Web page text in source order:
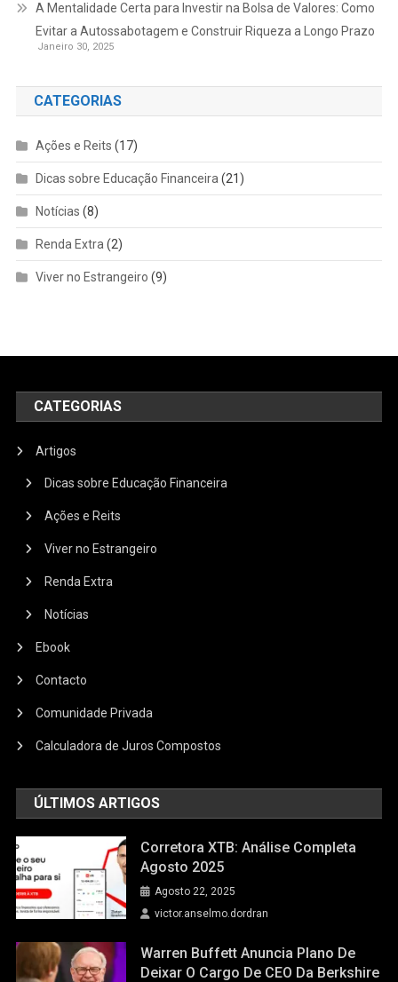
A Mentalidade Certa para Investir na Bolsa de Valores: Como
Evitar a Autossabotagem e Construir Riqueza a Longo Prazo
Janeiro 30, 2025
CATEGORIAS
Ações e Reits (17)
Dicas sobre Educação Financeira (21)
Notícias (8)
Renda Extra (2)
Viver no Estrangeiro (9)
CATEGORIAS
Artigos
Dicas sobre Educação Financeira
Ações e Reits
Viver no Estrangeiro
Renda Extra
Notícias
Ebook
Contacto
Comunidade Privada
Calculadora de Juros Compostos
ÚLTIMOS ARTIGOS
Corretora XTB: Análise Completa
Agosto 2025
Agosto 22, 2025
victor.anselmo.dordran
Warren Buffett Anuncia Plano De
Deixar O Cargo De CEO Da Berkshire